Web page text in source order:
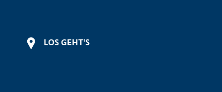
LOS GEHT'S